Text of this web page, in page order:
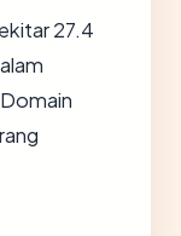
27.4